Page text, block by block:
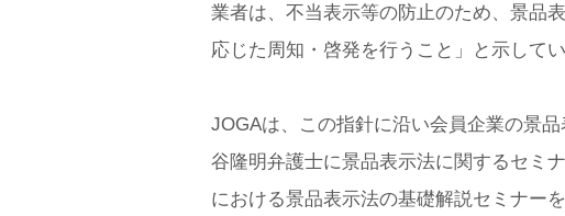
業者は、不当表示等の防止のため、景品
応じた周知・啓発を行うこと」と示してい
JOGAは、この指針に沿い会員企業の景
谷隆明弁護士に景品表示法に関するセミ
における景品表示法の基礎解説セミナー